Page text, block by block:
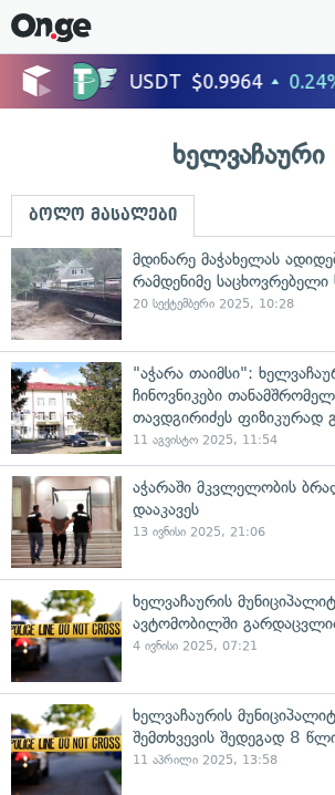
ხელვაჩაური
ბოლო მასალები
მდინარე მაჭახელას
რამდენიმე
20 სექტემბერი 2025, 10:28
"აჭარა თაიმსი":
ჩინოვნიკები
თავდგირიძეს ფიზიკურად
11 აგვისტო 2025, 11:54
აჭარაში მკვლელობის
დააკავეს
13 ივნისი 2025, 21:06
ხელვაჩაურის
ავტომობილში
4 ივნისი 2025, 07:21
ხელვაჩაურის
შემთხვევის შედეგად 8
11 აპრილი 2025, 13:58